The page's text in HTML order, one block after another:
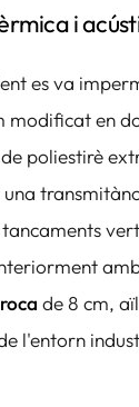
i
es va
modificat en
poliestirè
de 8 cm,
l'entorn